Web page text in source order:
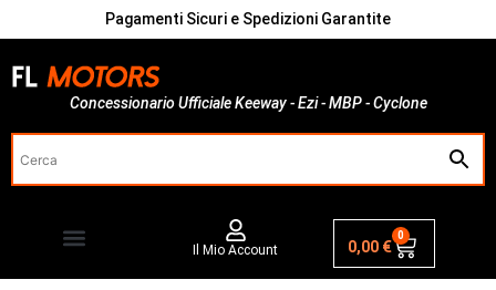
Pagamenti Sicuri e Spedizioni Garantite
Concessionario Ufficiale Keeway - Ezi - MBP - Cyclone
Il Mio Account 0,00 €
0